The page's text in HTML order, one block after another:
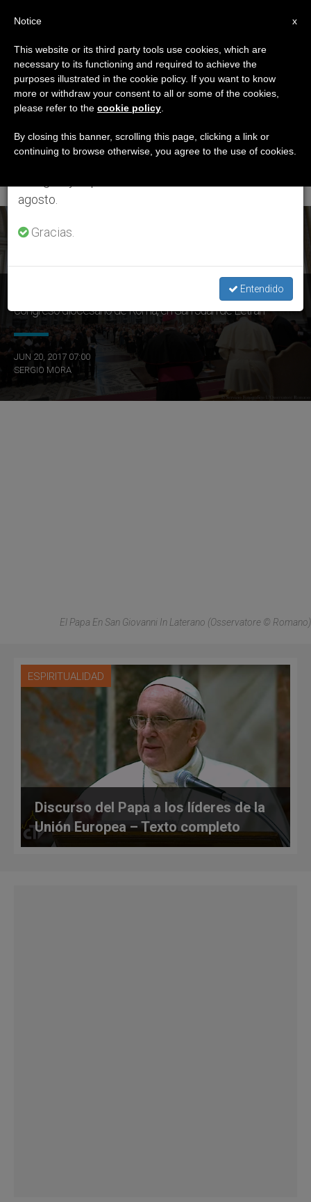
ETIQUETA
Posts Tagged
‘discurso Papa
Francisco’
ÚLTIMAS NOTICIAS
Texto completo – Palabras del papa Francisco en el
congreso diocesano de Roma, en San Juan de Letrán
JUN 20, 2017 07:00
SERGIO MORA
El Papa En San Giovanni In Laterano (Osservatore © Romano)
ESPIRITUALIDAD
Discurso del Papa a los líderes de la
Unión Europea – Texto completo
×
Aviso importante
Del 27 de julio al 7 de agosto haremos la pausa
anual, aprovechando que en el periodo de verano
se generan menos informaciones y también el
agosto.
Gracias.
Entendido
x
Notice
This website or its third party tools use cookies, which are
necessary to its functioning and required to achieve the
purposes illustrated in the cookie policy. If you want to know
more or withdraw your consent to all or some of the cookies,
please refer to the cookie policy
By closing this banner, scrolling this page, clicking a link or
continuing to browse otherwise, you agree to the use of cookies.